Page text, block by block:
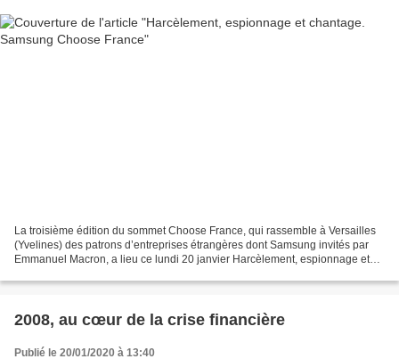
La troisième édition du sommet Choose France, qui rassemble à Versailles
(Yvelines) des patrons d’entreprises étrangères dont Samsung invités par
Emmanuel Macron, a lieu ce lundi 20 janvier Harcèlement, espionnage et
2008, au cœur de la crise financière
Publié le 20/01/2020 à 13:40